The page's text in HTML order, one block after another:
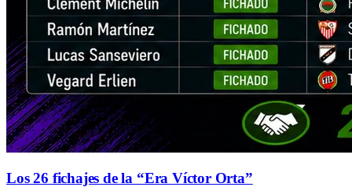
Los 26 fichajes de la “Era Víctor Orta”